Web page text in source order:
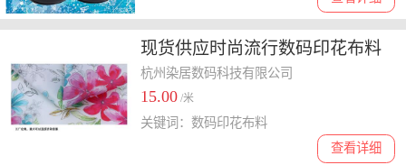
现货供应时尚流行数码印花布料
春亚纺时装面料泳衣面料批发
杭州染居数码科技有限公司
15.00 /米
查看详细
关键词：数码印花布料